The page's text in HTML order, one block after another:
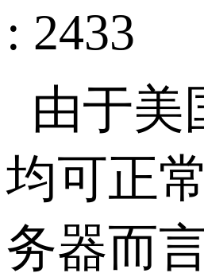
: 2433
由于美
均可正
务器而